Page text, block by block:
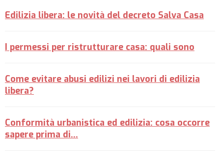
Edilizia libera: le novità del decreto Salva Casa
I permessi per ristrutturare casa: quali sono
Come evitare abusi edilizi nei lavori di edilizia
libera?
Conformità urbanistica ed edilizia: cosa occorre
sapere prima di...